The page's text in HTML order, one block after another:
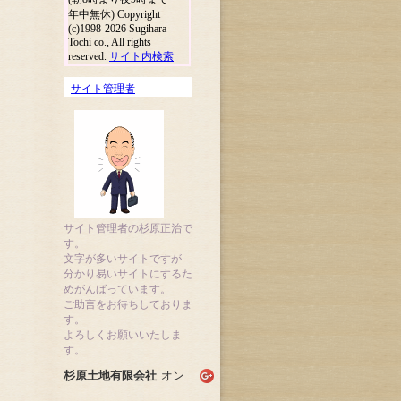
年中無休) Copyright
(c)1998-2026 Sugihara-
Tochi co., All rights
reserved. サイト内検索
サイト管理者
サイト管理者の杉原正治で
す。
文字が多いサイトですが
分かり易いサイトにするた
めがんばっています。
ご助言をお待ちしておりま
す。
よろしくお願いいたしま
す。
杉原土地有限会社 オン